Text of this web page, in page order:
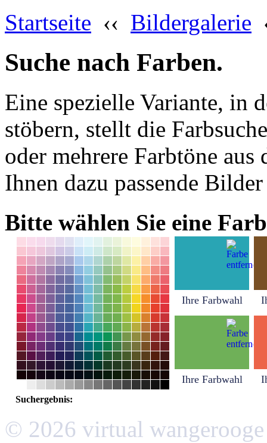
Startseite ‹‹ Bildergalerie
Suche nach Farben.
Eine spezielle Variante, in
stöbern, stellt die
oder mehrere Farbtöne
Ihnen dazu passende
Bitte wählen Sie eine
Ihre Farbwahl
Ihre Farbwahl
Suchergebnis:
© 2026 virtual wangerooge